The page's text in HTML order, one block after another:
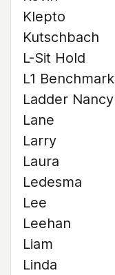
Klepto
Kutschbach
L-Sit Hold
L1 Benchmark
Ladder Nancy
Lane
Larry
Laura
Ledesma
Lee
Leehan
Liam
Linda